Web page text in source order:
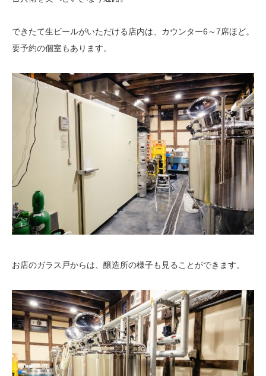
できたて生ビールがいただける店内は、カウンター6～7席ほど。
要予約の個室もあります。
お店のガラス戸からは、醸造所の様子も見ることができます。